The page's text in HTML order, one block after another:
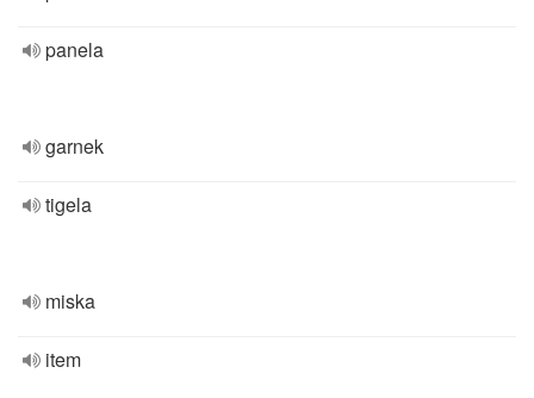
panela
garnek
tigela
miska
item